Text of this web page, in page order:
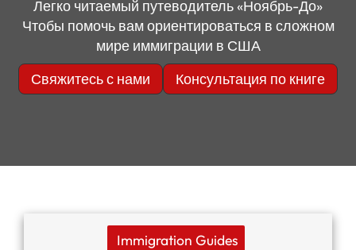
Легко читаемый путеводитель «Ноябрь-До»
Чтобы помочь вам ориентироваться в сложном
мире иммиграции в США
Свяжитесь с нами
Консультация по книге
Immigration Guides